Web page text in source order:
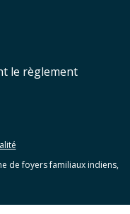
le règlement
de foyers familiaux indiens,